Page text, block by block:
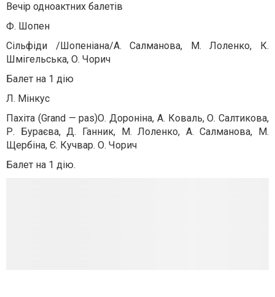
Вечір одноактних балетів
Ф. Шопен
Сільфіди /Шопеніана/А. Салманова, М. Лоленко, К.
Шмігельська, О. Чорич
Балет на 1 дію
Л. Мінкус
Пахіта (Grand — pas)О. Дороніна, А. Коваль, О. Салтикова,
Р. Бураєва, Д. Ганник, М. Лоленко, А. Салманова, М.
Щербіна, Є. Кучвар. О. Чорич
Балет на 1 дію.